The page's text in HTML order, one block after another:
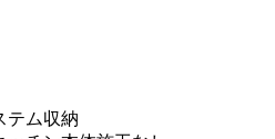
テム収納